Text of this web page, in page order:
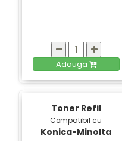
Adauga
Toner Refil
Compatibil cu
Konica-Minolta